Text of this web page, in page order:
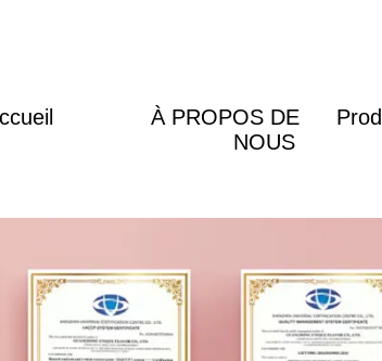
À PROPOS DE
NOUS